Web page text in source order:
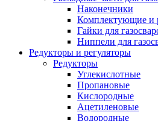
Наконечники
Комплектующие и
Гайки для
Ниппели для
Редукторы и регуляторы
Редукторы
Углекислотные
Пропановые
Кислородные
Ацетиленовые
Водородные